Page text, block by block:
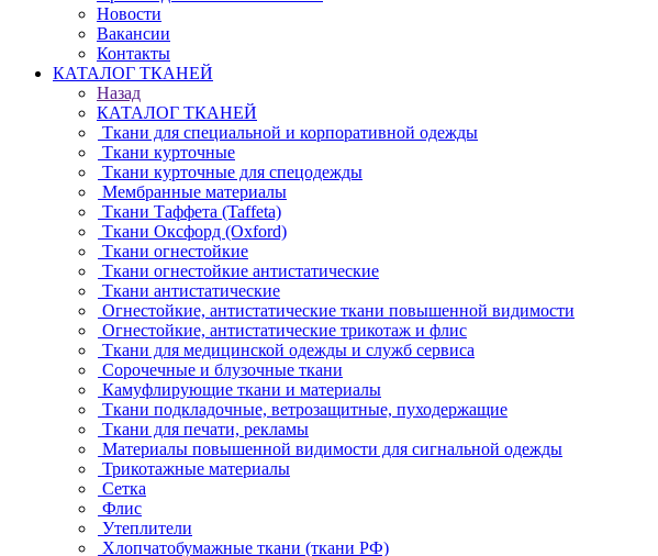
Новости
Вакансии
Контакты
КАТАЛОГ ТКАНЕЙ
Назад
КАТАЛОГ ТКАНЕЙ
Ткани для специальной и корпоративной одежды
Ткани курточные
Ткани курточные для спецодежды
Мембранные материалы
Ткани Таффета (Taffeta)
Ткани Оксфорд (Oxford)
Ткани огнестойкие
Ткани огнестойкие антистатические
Ткани антистатические
Огнестойкие, антистатические ткани повышенной видимости
Огнестойкие, антистатические трикотаж и флис
Ткани для медицинской одежды и служб сервиса
Сорочечные и блузочные ткани
Камуфлирующие ткани и материалы
Ткани подкладочные, ветрозащитные, пуходержащие
Ткани для печати, рекламы
Материалы повышенной видимости для сигнальной одежды
Трикотажные материалы
Сетка
Флис
Утеплители
Хлопчатобумажные ткани (ткани РФ)